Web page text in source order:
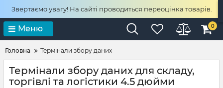
Звертаємо увагу! На сайті проводиться переоцінка товарів.
Меню 0
Головна Термінали збору даних
Термінали збору даних для складу,
торгівлі та логістики 4.5 дюйми